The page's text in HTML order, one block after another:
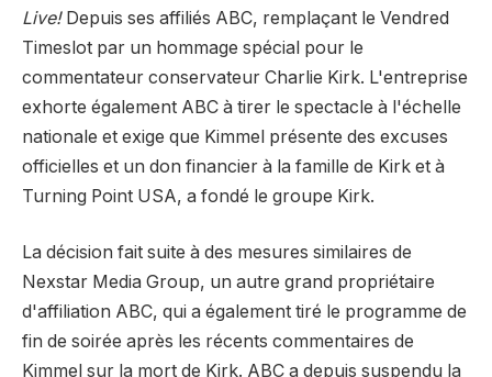
Live!Depuis ses affiliés ABC, remplaçant le Vendred
Timeslot par un hommage spécial pour le
commentateur conservateur Charlie Kirk. L'entreprise
exhorte également ABC à tirer le spectacle à l'échelle
nationale et exige que Kimmel présente des excuses
officielles et un don financier à la famille de Kirk et à
Turning Point USA, a fondé le groupe Kirk.
La décision fait suite à des mesures similaires de
Nexstar Media Group, un autre grand propriétaire
d'affiliation ABC, qui a également tiré le programme de
fin de soirée après les récents commentaires de
Kimmel sur la mort de Kirk. ABC a depuis suspendu la